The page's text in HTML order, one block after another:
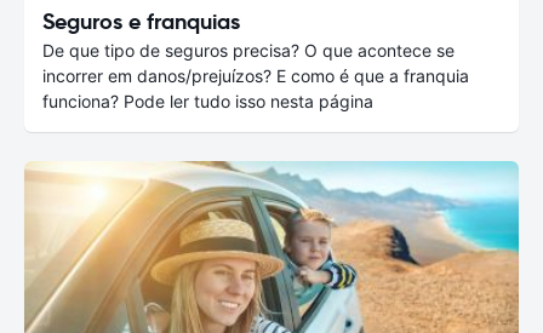
Seguros e franquias
De que tipo de seguros precisa? O que acontece se
incorrer em danos/prejuízos? E como é que a franquia
funciona? Pode ler tudo isso nesta página